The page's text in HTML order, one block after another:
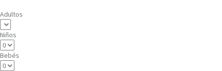
Adultos
Niños
Bebés